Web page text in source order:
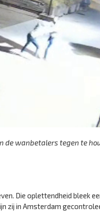
de wanbetalers tegen te
Die oplettendheid bleek
zij in Amsterdam